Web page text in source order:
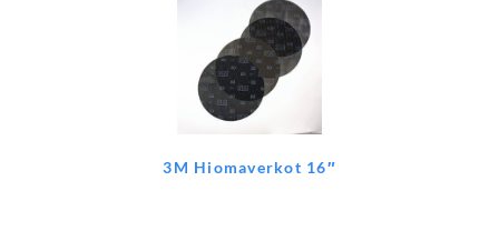
3M Hiomaverkot 16″